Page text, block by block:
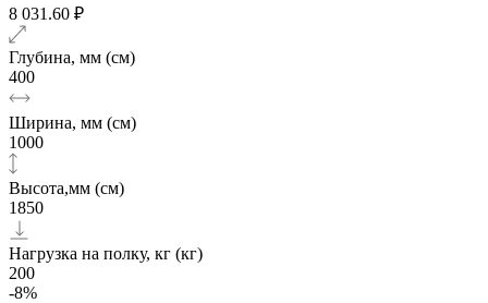
8 031.60 ₽
Глубина, мм (см)
400
Ширина, мм (см)
1000
Высота,мм (см)
1850
Нагрузка на полку, кг (кг)
200
-8%